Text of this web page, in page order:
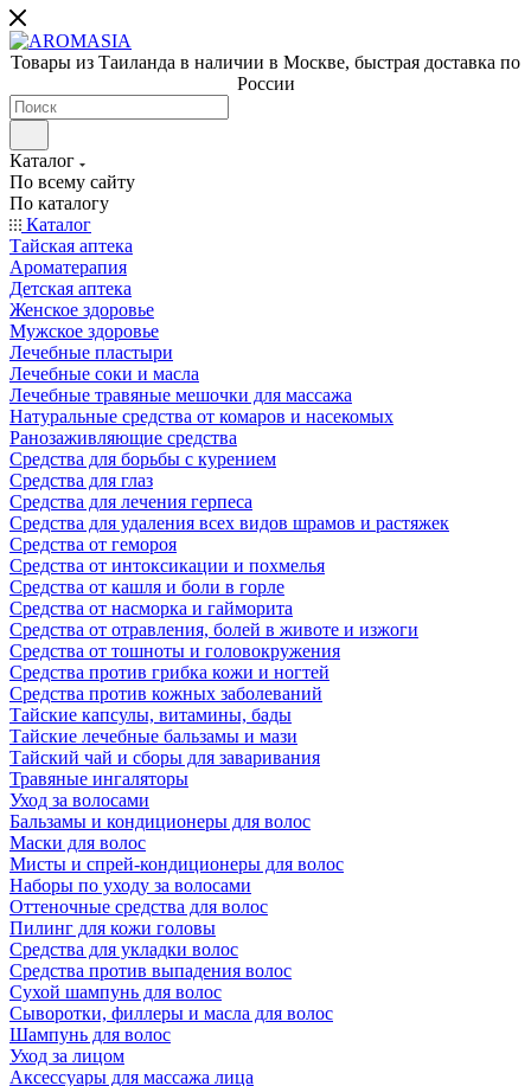
Товары из Таиланда в наличии в Москве, быстрая доставка по
России
Каталог
По всему сайту
По каталогу
Каталог
Тайская аптека
Ароматерапия
Детская аптека
Женское здоровье
Мужское здоровье
Лечебные пластыри
Лечебные соки и масла
Лечебные травяные мешочки для массажа
Натуральные средства от комаров и насекомых
Ранозаживляющие средства
Средства для борьбы с курением
Средства для глаз
Средства для лечения герпеса
Средства для удаления всех видов шрамов и растяжек
Средства от гемороя
Средства от интоксикации и похмелья
Средства от кашля и боли в горле
Средства от насморка и гайморита
Средства от отравления, болей в животе и изжоги
Средства от тошноты и головокружения
Средства против грибка кожи и ногтей
Средства против кожных заболеваний
Тайские капсулы, витамины, бады
Тайские лечебные бальзамы и мази
Тайский чай и сборы для заваривания
Травяные ингаляторы
Уход за волосами
Бальзамы и кондиционеры для волос
Маски для волос
Мисты и спрей-кондиционеры для волос
Наборы по уходу за волосами
Оттеночные средства для волос
Пилинг для кожи головы
Средства для укладки волос
Средства против выпадения волос
Сухой шампунь для волос
Сыворотки, филлеры и масла для волос
Шампунь для волос
Уход за лицом
Аксессуары для массажа лица